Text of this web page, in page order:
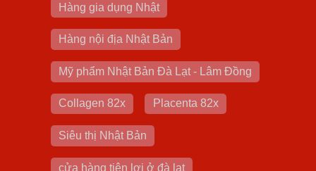
Hàng gia dụng Nhật
Hàng nội địa Nhật Bản
Mỹ phẩm Nhật Bản Đà Lạt - Lâm Đồng
Collagen 82x Placenta 82x
Siêu thị Nhật Bản
cửa hàng tiện lợi ở đà lạt